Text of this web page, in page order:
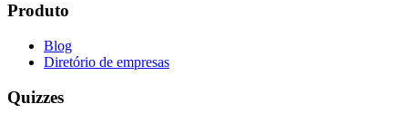
Produto
Blog
Diretório de empresas
Quizzes